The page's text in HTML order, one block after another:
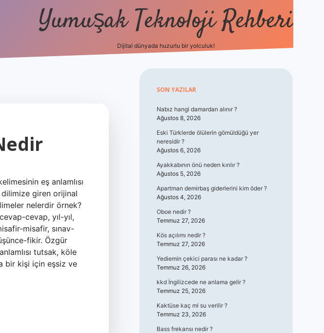
Yumuşak Teknoloji Rehberi
Dijital dünyada huzurlu bir yolculuk!
eş anlamlısı
dilimize giren orijinal
nelerdir örnek?
cevap, yıl-yıl,
misafir, sınav-
fikir. Özgür
tutsak, köle
bir kişi için eşsiz ve
Sidebar
SON YAZILAR
Nabız hangi damardan alınır ?
Ağustos 8, 2026
Eski Türklerde ölülerin gömüldüğü yer
neresidir ?
Ağustos 6, 2026
Ayakkabının önü neden kırılır ?
Ağustos 5, 2026
Apartman demirbaş giderlerini kim öder ?
Ağustos 4, 2026
Oboe nedir ?
Temmuz 27, 2026
Kös açılımı nedir ?
Temmuz 27, 2026
Yediemin çekici parası ne kadar ?
Temmuz 26, 2026
kkd İngilizcede ne anlama gelir ?
Temmuz 25, 2026
Kaktüse kaç ml su verilir ?
Temmuz 23, 2026
Bass frekansı nedir ?